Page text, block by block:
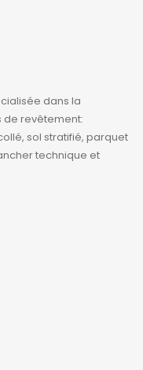
dans la
de revêtement:
sol stratifié, parquet
technique et